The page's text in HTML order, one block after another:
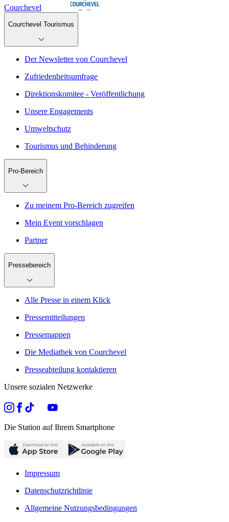
Courchevel
Courchevel Tourismus
Der Newsletter von Courchevel
Zufriedenheitsumfrage
Direktionskomitee - Veröffentlichung
Unsere Engagements
Umweltschutz
Tourismus und Behinderung
Pro-Bereich
Zu meinem Pro-Bereich zugreifen
Mein Event vorschlagen
Partner
Pressebereich
Alle Presse in einem Klick
Pressemitteilungen
Pressemappen
Die Mediathek von Courchevel
Presseabteilung kontaktieren
Unsere sozialen Netzwerke
Die Station auf Ihrem Smartphone
Impressum
Datenschutzrichtlinie
Allgemeine Nutzungsbedingungen